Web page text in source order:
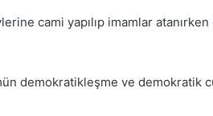
cami yapılıp imamlar
demokratikleşme ve demokratik